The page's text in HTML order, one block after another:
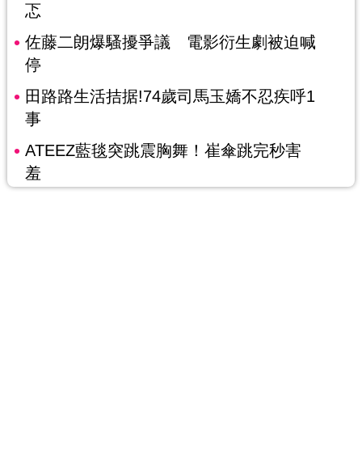
忑
佐藤二朗爆騷擾爭議 電影衍生劇被迫喊
停
田路路生活拮据!74歲司馬玉嬌不忍疾呼1
事
ATEEZ藍毯突跳震胸舞！崔傘跳完秒害
羞